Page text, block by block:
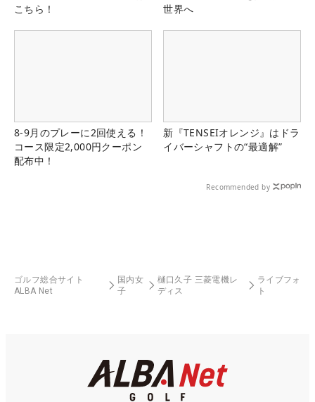
こちら！
世界へ
8-9月のプレーに2回使える！
コース限定2,000円クーポン
配布中！
新『TENSEIオレンジ』はドラ
イバーシャフトの“最適解”
Recommended by
ゴルフ総合サイト
ALBA Net
国内女
子
樋口久子 三菱電機レ
ディス
ライブフォ
ト